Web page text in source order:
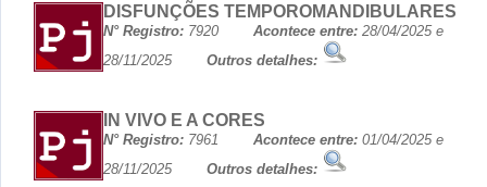
DISFUNÇÕES TEMPOROMANDIBULARES
N° Registro: 7920 Acontece entre: 28/04/2025 e
28/11/2025 Outros detalhes:
IN VIVO E A CORES
N° Registro: 7961 Acontece entre: 01/04/2025 e
28/11/2025 Outros detalhes: